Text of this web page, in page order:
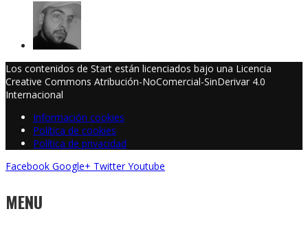
Los contenidos de Start están licenciados bajo una Licencia
Creative Commons Atribución-NoComercial-SinDerivar 4.0
Internacional
Información cookies
Política de cookies
Política de privacidad
Facebook Google+ Twitter Youtube
MENU